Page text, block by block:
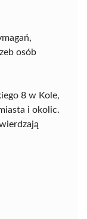
osób
8 w Kole,
i okolic.